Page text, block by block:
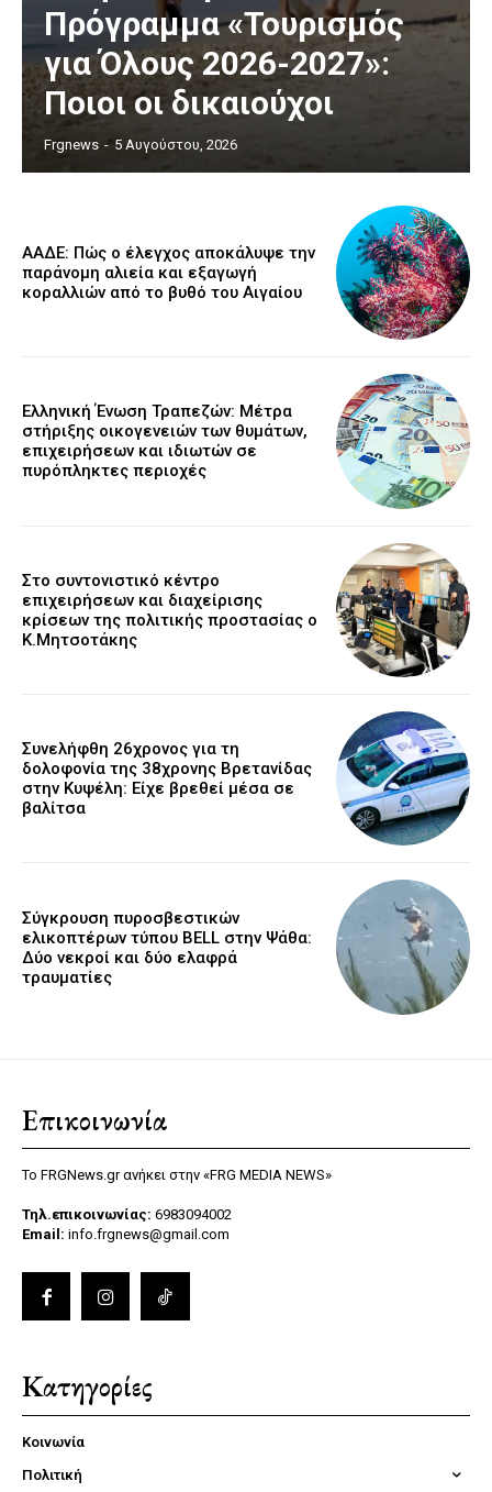
Πρόγραμμα «Τουρισμός
για Όλους 2026-2027»:
Ποιοι οι δικαιούχοι
Frgnews - 5 Αυγούστου, 2026
ΑΑΔΕ: Πώς ο έλεγχος αποκάλυψε την
παράνομη αλιεία και εξαγωγή
κοραλλιών από το βυθό του Αιγαίου
Ελληνική Ένωση Τραπεζών: Μέτρα
στήριξης οικογενειών των θυμάτων,
επιχειρήσεων και ιδιωτών σε
πυρόπληκτες περιοχές
Στο συντονιστικό κέντρο
επιχειρήσεων και διαχείρισης
κρίσεων της πολιτικής προστασίας ο
Κ.Μητσοτάκης
Συνελήφθη 26χρονος για τη
δολοφονία της 38χρονης Βρετανίδας
στην Κυψέλη: Είχε βρεθεί μέσα σε
βαλίτσα
Σύγκρουση πυροσβεστικών
ελικοπτέρων τύπου BELL στην Ψάθα:
Δύο νεκροί και δύο ελαφρά
τραυματίες
Επικοινωνία
Το FRGNews.gr ανήκει στην «FRG MEDIA NEWS»
Τηλ.επικοινωνίας: 6983094002
Email: info.frgnews@gmail.com
Κατηγορίες
Κοινωνία
Πολιτική